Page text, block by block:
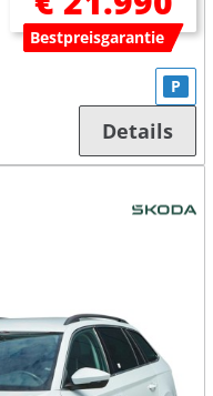
Bestpreisgarantie
P
Details